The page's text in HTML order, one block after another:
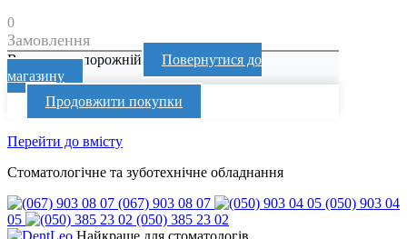
0
Замовлення
Ваш кошик порожній
Повернутися до
магазину
Продовжити покупки
Перейти до вмісту
Стоматологічне та зуботехнічне обладнання
(067) 903 08 07
(050) 903 04
05
(050) 385 23 02
Найкраще для стоматологів